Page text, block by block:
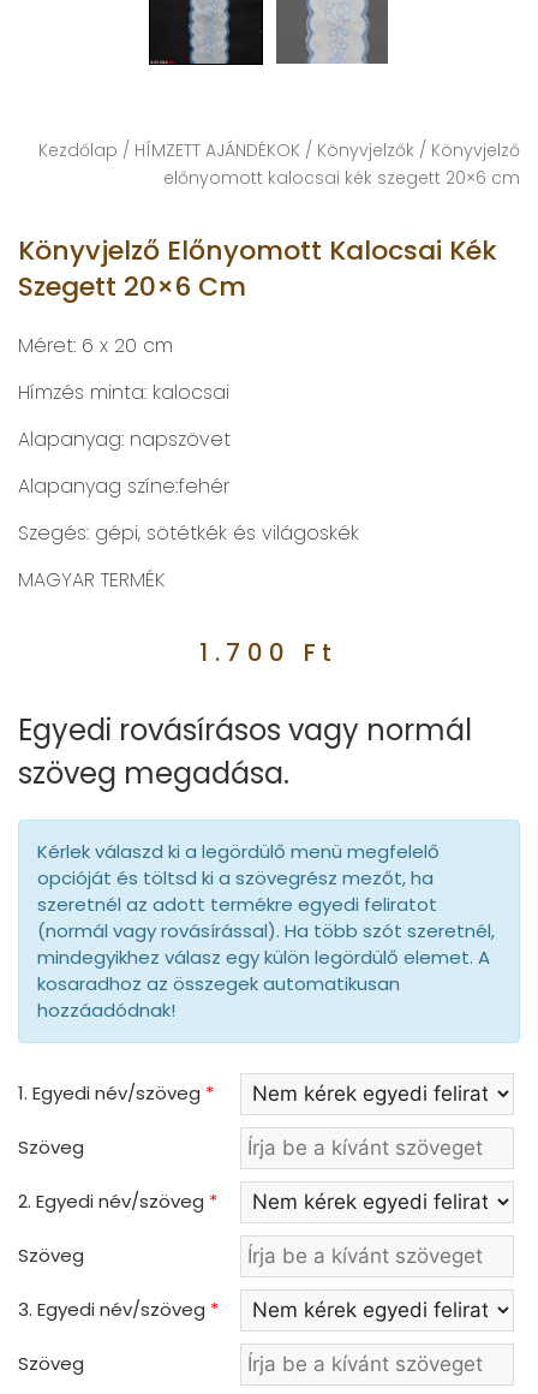
Kezdőlap / HÍMZETT AJÁNDÉKOK / Könyvjelzők / Könyvjelző
előnyomott kalocsai kék szegett 20×6 cm
Könyvjelző Előnyomott Kalocsai Kék
Szegett 20×6 Cm
Méret: 6 x 20 cm
Hímzés minta: kalocsai
Alapanyag: napszövet
Alapanyag színe:fehér
Szegés: gépi, sötétkék és világoskék
MAGYAR TERMÉK
1.700 Ft
Egyedi rovásírásos vagy normál
szöveg megadása.
Kérlek válaszd ki a legördülő menü megfelelő
opcióját és töltsd ki a szövegrész mezőt, ha
szeretnél az adott termékre egyedi feliratot
(normál vagy rovásírással). Ha több szót szeretnél,
mindegyikhez válasz egy külön legördülő elemet. A
kosaradhoz az összegek automatikusan
hozzáadódnak!
1. Egyedi név/szöveg *
Szöveg
2. Egyedi név/szöveg *
Szöveg
3. Egyedi név/szöveg *
Szöveg